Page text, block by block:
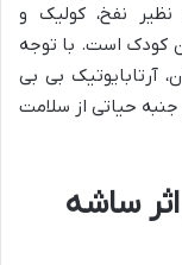
نظیر نفخ، کولیک و
کودک است. با توجه
آرتابایوتیک بی بی
جنبه حیاتی از سلامت
ساشه